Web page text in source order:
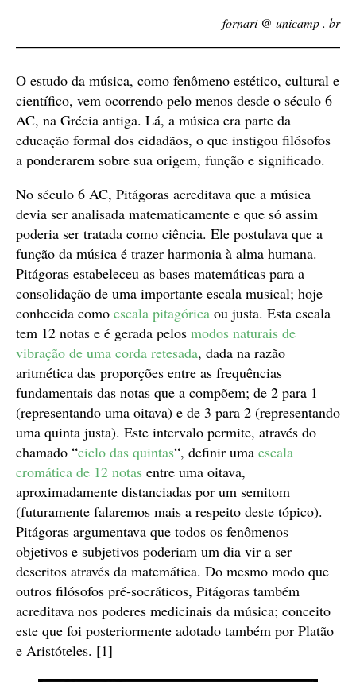
fornari @ unicamp . br
O estudo da música, como fenômeno estético, cultural e
científico, vem ocorrendo pelo menos desde o século 6
AC, na Grécia antiga. Lá, a música era parte da
educação formal dos cidadãos, o que instigou filósofos
a ponderarem sobre sua origem, função e significado.
No século 6 AC, Pitágoras acreditava que a música
devia ser analisada matematicamente e que só assim
poderia ser tratada como ciência. Ele postulava que a
função da música é trazer harmonia à alma humana.
Pitágoras estabeleceu as bases matemáticas para a
consolidação de uma importante escala musical; hoje
conhecida como escala pitagórica ou justa. Esta escala
tem 12 notas e é gerada pelos modos naturais de
vibração de uma corda retesada, dada na razão
aritmética das proporções entre as frequências
fundamentais das notas que a compõem; de 2 para 1
(representando uma oitava) e de 3 para 2 (representando
uma quinta justa). Este intervalo permite, através do
chamado “ciclo das quintas“, definir uma escala
cromática de 12 notas entre uma oitava,
aproximadamente distanciadas por um semitom
(futuramente falaremos mais a respeito deste tópico).
Pitágoras argumentava que todos os fenômenos
objetivos e subjetivos poderiam um dia vir a ser
descritos através da matemática. Do mesmo modo que
outros filósofos pré-socráticos, Pitágoras também
acreditava nos poderes medicinais da música; conceito
este que foi posteriormente adotado também por Platão
e Aristóteles. [1]